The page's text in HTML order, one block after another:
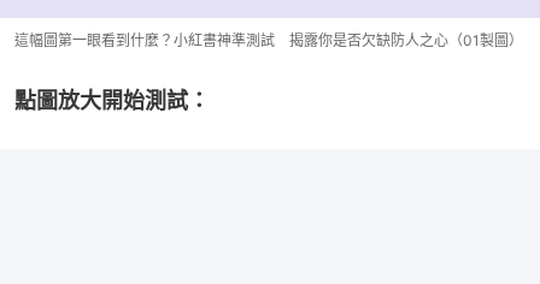
這幅圖第一眼看到什麼？小紅書神準測試 揭露你是否欠缺防人之心（01製圖）
點圖放大開始測試：